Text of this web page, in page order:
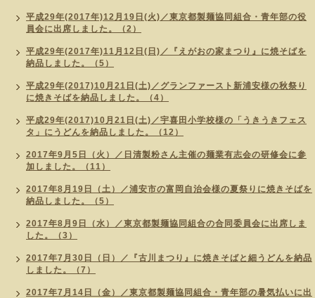
平成29年(2017年)12月19日(火)／東京都製麺協同組合・青年部の役
員会に出席しました。（2）
平成29年(2017年)11月12日(日)／『えがおの家まつり』に焼そばを
納品しました。（5）
平成29年(2017)10月21日(土)／グランファースト新浦安様の秋祭り
に焼きそばを納品しました。（4）
平成29年(2017)10月21日(土)／宇喜田小学校様の「うきうきフェス
タ」にうどんを納品しました。（12）
2017年9月5日（火）／日清製粉さん主催の麺業有志会の研修会に参
加しました。（11）
2017年8月19日（土）／浦安市の富岡自治会様の夏祭りに焼きそばを
納品しました。（5）
2017年8月9日（水）／東京都製麺協同組合の合同委員会に出席しま
した。（3）
2017年7月30日（日）／『古川まつり』に焼きそばと細うどんを納品
しました。（7）
2017年7月14日（金）／東京都製麺協同組合・青年部の暑気払いに出